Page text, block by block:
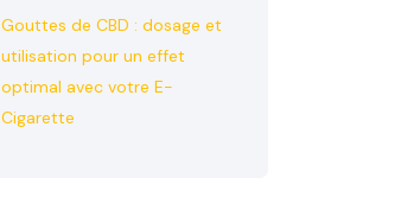
Gouttes de CBD : dosage et
utilisation pour un effet
optimal avec votre E-
Cigarette